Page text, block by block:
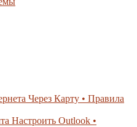
Через Карту • Правила
Настроить Outlook •